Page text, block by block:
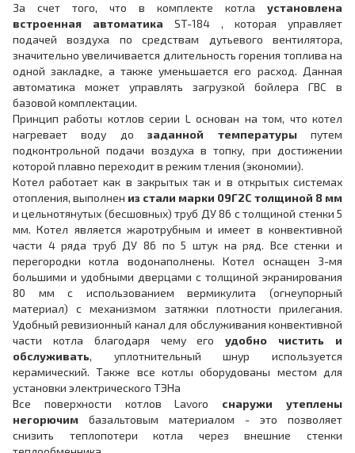
За счет того, что в комплекте котла установлена
встроенная автоматика ST-184 , которая управляет
подачей воздуха по средствам дутьевого вентилятора,
значительно увеличивается длительность горения топлива на
одной закладке, а также уменьшается его расход. Данная
автоматика может управлять загрузкой бойлера ГВС в
базовой комплектации.
Принцип работы котлов серии L основан на том, что котел
нагревает воду дозаданной температурыпутем
подконтрольной подачи воздуха в топку, при достижении
которой плавно переходит в режим тления (экономии).
Котел работает как в закрытых так и в открытых системах
отопления, выполнен из стали марки 09Г2С толщиной 8 мм
и цельнотянутых (бесшовных) труб ДУ 86 с толщиной стенки 5
мм. Котел является жаротрубным и имеет в конвективной
части 4 ряда труб ДУ 86 по 5 штук на ряд. Все стенки и
перегородки котла водонаполнены. Котел оснащен 3-мя
большими и удобными дверцами с толщиной экранирования
80 мм с использованием вермикулита (огнеупорный
материал) с механизмом затяжки плотности прилегания.
Удобный ревизионный канал для обслуживания конвективной
части котла благодаря чему егоудобно чистить и
обслуживать, уплотнительный шнур используется
керамический. Также все котлы оборудованы местом для
установки электрического ТЭНа
Все поверхности котлов Lavoro снаружи утеплены
негорючим базальтовым материалом - это позволяет
снизить теплопотери котла через внешние стенки